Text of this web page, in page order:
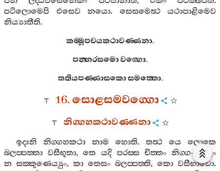
පටිලොමෙපි
එසෙව නයො. සෙසමෙත්‍ථ
යථාපාළිමෙව
නිය්‍යාතීති.
කම‍්මූපචයකථාවණ‍්ණනා.
පන‍්නරසමොවග‍්ගො.
තතියපණ‍්ණාසකොසමත‍්තො.
16.සොළසමවග‍්ගො
නිග‍්ගහකථාවණ‍්ණනා
ඉදානි නිග‍්ගහකථා නාම හොති. තත්‍ථ යෙ
ලොකෙ
බලප‍්පත‍්තා වසීභූතා,තෙ යදි පරස‍්ස චිත‍්තං නිග‍්ගණ‍්හිතුං
න සක‍්කුණෙය්‍යුං, කා තෙසං බලප‍්පත‍්ති, කො වසීභාවො.